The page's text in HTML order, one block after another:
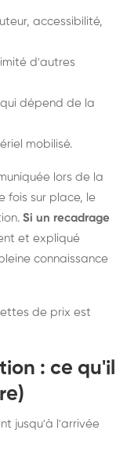
accessibilité,
d'autres
dépend de la
mobilisé.
lors de la
fois sur place, le
Si un recadrage
et expliqué
connaissance
de prix est
: ce qu'il
jusqu'à l'arrivée